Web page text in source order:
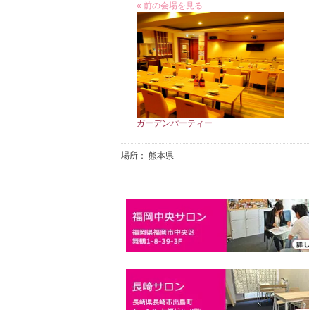
« 前の会場を見る
ガーデンパーティー
場所： 熊本県